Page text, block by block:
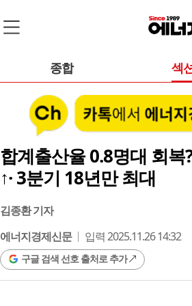
종합 섹
합계출산율 0.8명대 회
↑· 3분기 18년만 최대
김종환 기자
에너지경제신문
입력 2025.11.26 14:32
구글 검색 선호 출처로 추가